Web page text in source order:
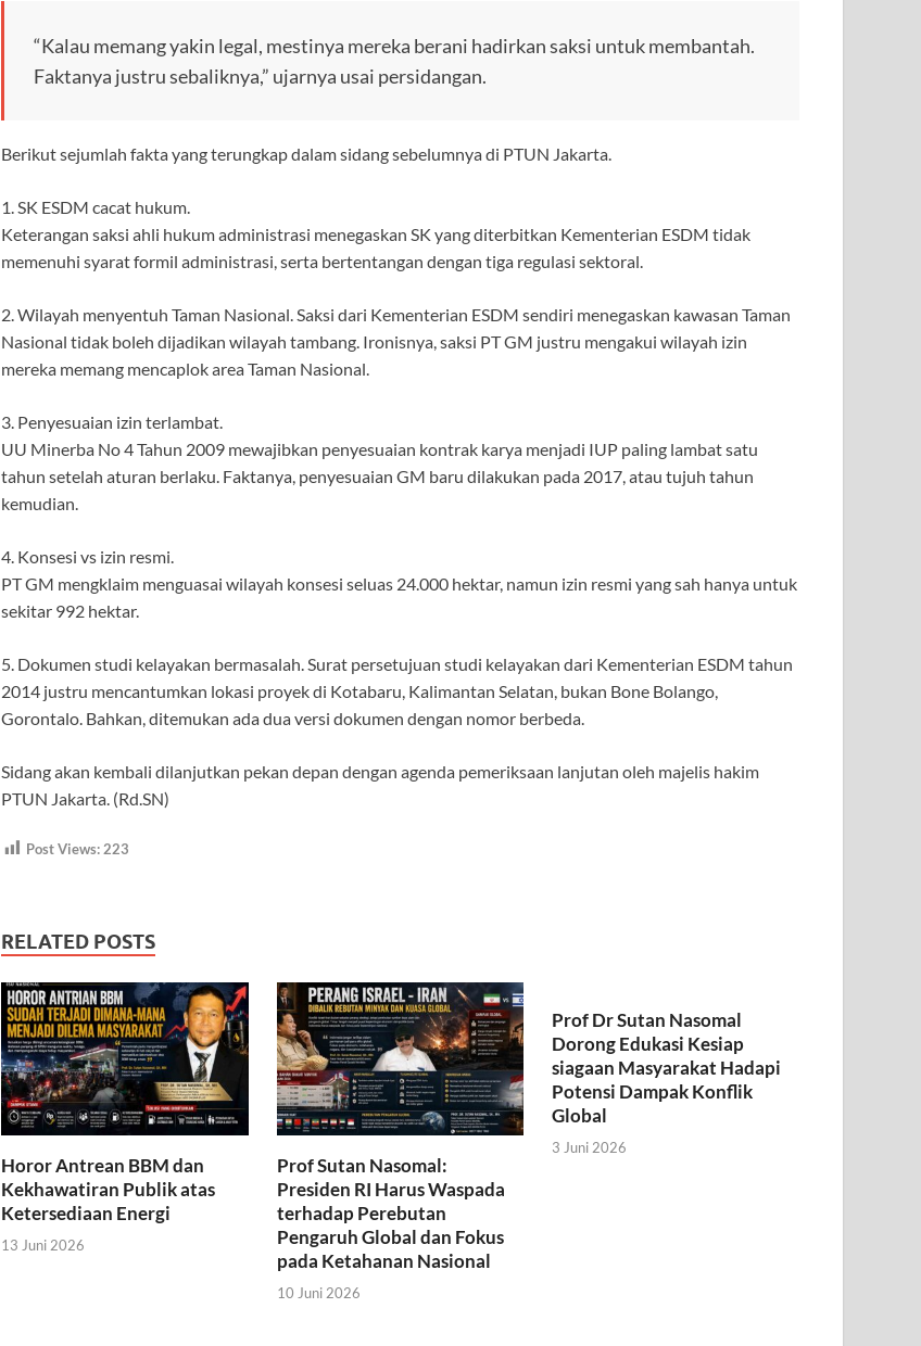
“Kalau memang yakin legal, mestinya mereka berani hadirkan saksi untuk membantah.
Faktanya justru sebaliknya,” ujarnya usai persidangan.
Berikut sejumlah fakta yang terungkap dalam sidang sebelumnya di PTUN Jakarta.
1. SK ESDM cacat hukum.
Keterangan saksi ahli hukum administrasi menegaskan SK yang diterbitkan Kementerian ESDM tidak
memenuhi syarat formil administrasi, serta bertentangan dengan tiga regulasi sektoral.
2. Wilayah menyentuh Taman Nasional. Saksi dari Kementerian ESDM sendiri menegaskan kawasan Taman
Nasional tidak boleh dijadikan wilayah tambang. Ironisnya, saksi PT GM justru mengakui wilayah izin
mereka memang mencaplok area Taman Nasional.
3. Penyesuaian izin terlambat.
UU Minerba No 4 Tahun 2009 mewajibkan penyesuaian kontrak karya menjadi IUP paling lambat satu
tahun setelah aturan berlaku. Faktanya, penyesuaian GM baru dilakukan pada 2017, atau tujuh tahun
kemudian.
4. Konsesi vs izin resmi.
PT GM mengklaim menguasai wilayah konsesi seluas 24.000 hektar, namun izin resmi yang sah hanya untuk
sekitar 992 hektar.
5. Dokumen studi kelayakan bermasalah. Surat persetujuan studi kelayakan dari Kementerian ESDM tahun
2014 justru mencantumkan lokasi proyek di Kotabaru, Kalimantan Selatan, bukan Bone Bolango,
Gorontalo. Bahkan, ditemukan ada dua versi dokumen dengan nomor berbeda.
Sidang akan kembali dilanjutkan pekan depan dengan agenda pemeriksaan lanjutan oleh majelis hakim
PTUN Jakarta. (Rd.SN)
Post Views: 223
RELATED POSTS
Horor Antrean BBM dan
Kekhawatiran Publik atas
Ketersediaan Energi
13 Juni 2026
Prof Sutan Nasomal:
Presiden RI Harus Waspada
terhadap Perebutan
Pengaruh Global dan Fokus
pada Ketahanan Nasional
10 Juni 2026
Prof Dr Sutan Nasomal
Dorong Edukasi Kesiap
siagaan Masyarakat Hadapi
Potensi Dampak Konflik
Global
3 Juni 2026